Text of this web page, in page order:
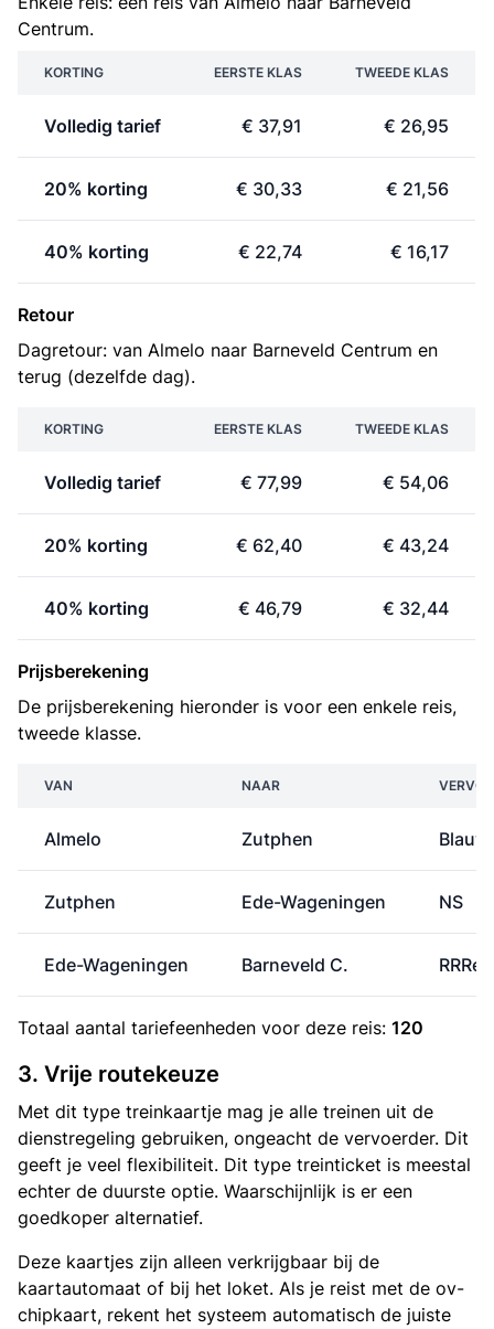
Centrum.
KORTING EERSTE KLAS TWEEDE KLAS
Volledig tarief € 37,91 € 26,95
20% korting € 30,33 € 21,56
40% korting € 22,74 € 16,17
Retour
Dagretour: van Almelo naar Barneveld Centrum en
terug (dezelfde dag).
KORTING EERSTE KLAS TWEEDE KLAS
Volledig tarief € 77,99 € 54,06
20% korting € 62,40 € 43,24
40% korting € 46,79 € 32,44
Prijsberekening
De prijsberekening hieronder is voor een enkele reis,
tweede klasse.
VAN NAAR
Almelo Zutphen
Zutphen Ede-Wageningen NS
Ede-Wageningen Barneveld C.
Totaal aantal tariefeenheden voor deze reis: 120
3. Vrije routekeuze
Met dit type treinkaartje mag je alle treinen uit de
dienstregeling gebruiken, ongeacht de vervoerder. Dit
geeft je veel flexibiliteit. Dit type treinticket is meestal
echter de duurste optie. Waarschijnlijk is er een
goedkoper alternatief.
Deze kaartjes zijn alleen verkrijgbaar bij de
kaartautomaat of bij het loket. Als je reist met de ov-
chipkaart, rekent het systeem automatisch de juiste